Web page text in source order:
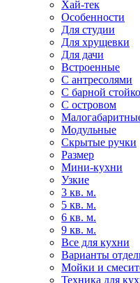
Хай-тек
Особенности
Для студии
Для хрущевки
Для дачи
Встроенные
С антресолями
С барной
С островом
Модульные
Скрытые ручки
Размер
Мини-кухни
Узкие
3 кв. м.
5 кв. м.
6 кв. м.
9 кв. м.
Все для кухни
Варианты
Мойки и
Техника для